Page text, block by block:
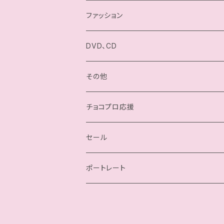
駿河メイ
小石川チエ
桐原季子
四ツ葉ミヤ
沙也加
瀬戸ノノカ
ファッション
チョコプロ／ChocoPro
高梨将弘／Masahiro Takanashi
我闘雲舞／Gatoh Move
DVD、CD
その他
チョコプロ応援
セール
ポートレート